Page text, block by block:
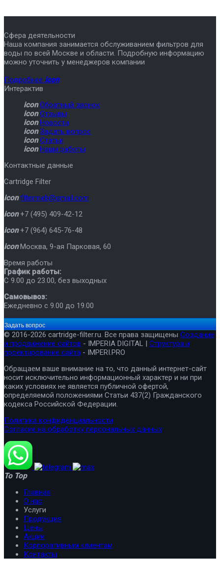
Сфера деятельности
Наша компания занимается обслуживанием фильтров для
воды по всей Москве и области. Подробную информацию
можно уточнить у менеджеров компании
Подробнее icon
Интерактив
icon Обратный звонок
icon Отзывы
icon Новости
icon Задать вопрос
icon Статьи
icon Наши работы
Контактные данные
Cartridge Filter
icon filtermeb@gmail.com
icon +7 (495) 409-42-12
icon +7 (964) 645-76-48
icon Москва, 9-ая Парковая, 60
Время работы
График работы:
C 9.00 до 23.00, без выходных
Самовывоз:
Ежедневно с 9.00 до 19.00
Задать вопрос
© 2016-2026 cartridge-filter.ru. Все права защищены Создание
и продвижение сайтов - IMPERIA DIGITAL | Структура и
проектирование сайта - IMPERI.PRO
Обращаем ваше внимание на то, что данный интернет-сайт
носит исключительно информационный характер и ни при
каких условиях не является публичной офертой,
определяемой положениями Статьи 437(2) Гражданского
кодекса Российской Федерации.
Политика конфиденциальности
Согласие на обработку персональных данных
To Top
Главная
О нас
Услуги
Продукция
Цены
Акции
Корпоративным клиентам
Контакты